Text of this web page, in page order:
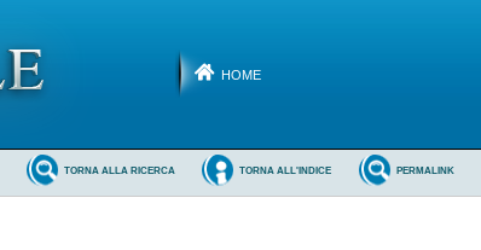
HOME
PERMALINK
TORNA ALL'INDICE
TORNA ALLA RICERCA